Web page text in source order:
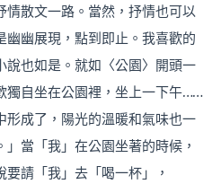
情散文一路。當然，抒情也可以
幽展現，點到即止。我喜歡的
說也如是。就如〈公園〉開頭一
獨自坐在公園裡，坐上一下午……
形成了，陽光的溫暖和氣味也一
當「我」在公園坐著的時候，
請「我」去「喝一杯」，